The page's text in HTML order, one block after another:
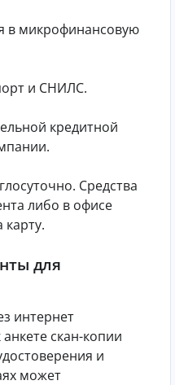
в микрофинансовую
и СНИЛС.
кредитной
Средства
либо в офисе
для
интернет
скан-копии
и
может